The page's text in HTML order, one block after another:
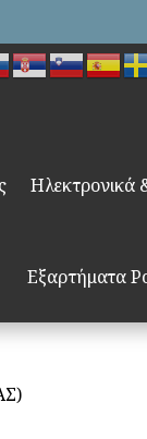
Ηλεκτρονικά
Εξαρτήματα